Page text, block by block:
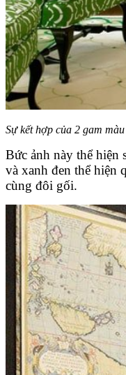
Sự kết hợp của 2 gam
Bức ảnh này thể hiện
và xanh đen thể hiện
cùng đôi gối.